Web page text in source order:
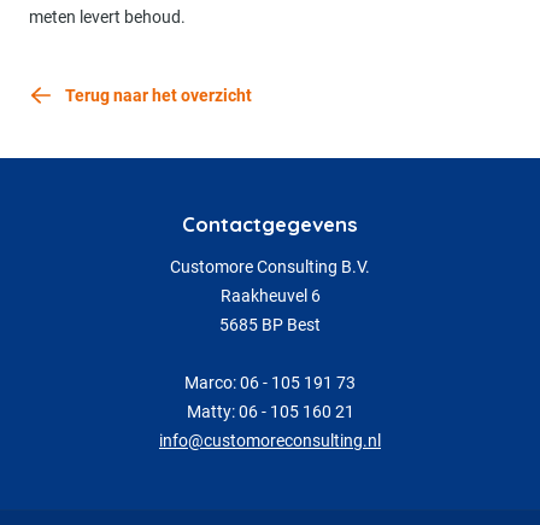
meten levert behoud.
Terug naar het overzicht
Contactgegevens
Customore Consulting B.V.
Raakheuvel 6
5685 BP Best
Marco: 06 - 105 191 73
Matty: 06 - 105 160 21
info@customoreconsulting.nl